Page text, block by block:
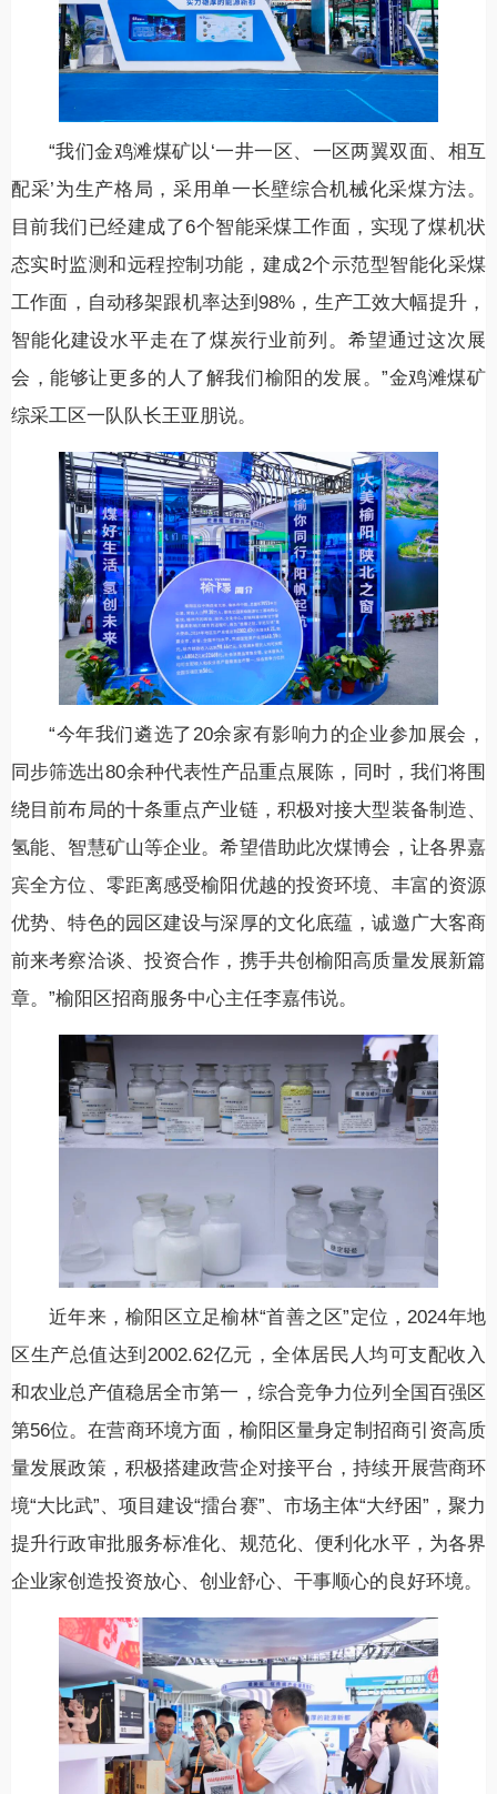
“我们金鸡滩煤矿以‘一井一区、一区两翼双面、相互
配采’为生产格局，采用单一长壁综合机械化采煤方法。
目前我们已经建成了6个智能采煤工作面，实现了煤机状
态实时监测和远程控制功能，建成2个示范型智能化采煤
工作面，自动移架跟机率达到98%，生产工效大幅提升，
智能化建设水平走在了煤炭行业前列。希望通过这次展
会，能够让更多的人了解我们榆阳的发展。”金鸡滩煤矿
综采工区一队队长王亚朋说。
“今年我们遴选了20余家有影响力的企业参加展会，
同步筛选出80余种代表性产品重点展陈，同时，我们将围
绕目前布局的十条重点产业链，积极对接大型装备制造、
氢能、智慧矿山等企业。希望借助此次煤博会，让各界嘉
宾全方位、零距离感受榆阳优越的投资环境、丰富的资源
优势、特色的园区建设与深厚的文化底蕴，诚邀广大客商
前来考察洽谈、投资合作，携手共创榆阳高质量发展新篇
章。”榆阳区招商服务中心主任李嘉伟说。
近年来，榆阳区立足榆林“首善之区”定位，2024年地
区生产总值达到2002.62亿元，全体居民人均可支配收入
和农业总产值稳居全市第一，综合竞争力位列全国百强区
第56位。在营商环境方面，榆阳区量身定制招商引资高质
量发展政策，积极搭建政营企对接平台，持续开展营商环
境“大比武”、项目建设“擂台赛”、市场主体“大纾困”，聚力
提升行政审批服务标准化、规范化、便利化水平，为各界
企业家创造投资放心、创业舒心、干事顺心的良好环境。